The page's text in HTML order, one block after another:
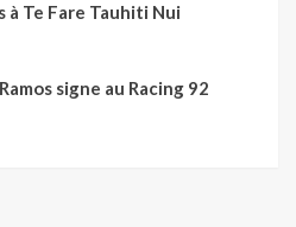
Te Fare Tauhiti Nui
signe au Racing 92